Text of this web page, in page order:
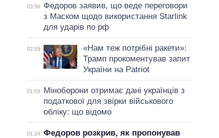
03:56
Федоров заявив, що веде переговори
з Маском щодо використання Starlink
для ударів по рф
02:59
«Нам теж потрібні ракети»:
Трамп прокоментував запит
України на Patriot
01:59
Міноборони отримає дані українців з
податкової для звірки військового
обліку: що відомо
01:24 Федоров розкрив, як пропонував